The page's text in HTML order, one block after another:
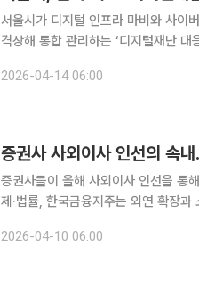
서울시가 디지털 인프라 마비와 사이
격상해 통합 관리하는 ‘디지털재난 대응체
기가 됐다. 당시 화재로 인해 709개
2026-04-14 06:00
증권사 사외이사 인선의 속
증권사들이 올해 사외이사 인선을 통
제·법률, 한국금융지주는 외연 확장과
2026-04-10 06:00